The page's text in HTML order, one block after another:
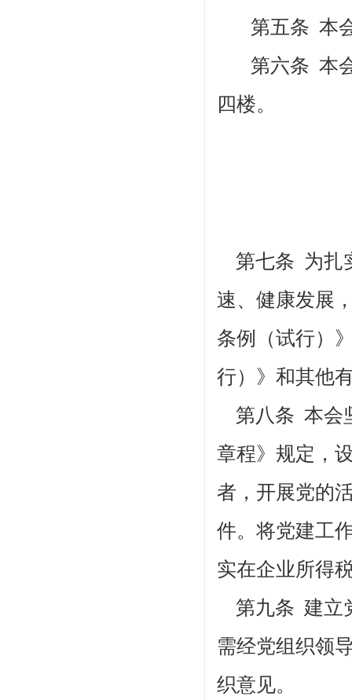
第五条 本
第六条 本
四楼。
第七条 为扎
速、健康发展
条例（试行）
行）》和其他
第八条 本会
章程》规定，
者，开展党的
件。将党建工
实在企业所得
第九条 建立
需经党组织领
织意见。